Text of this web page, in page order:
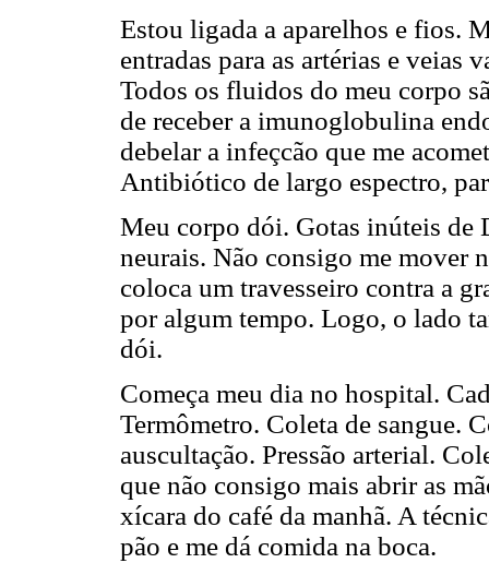
Estou ligada a aparelhos e fios.
entradas para as artérias e veias
Todos os fluidos do meu corpo
de receber a imunoglobulina
debelar a infeçcão que me
Antibiótico de largo espectro,
Meu corpo dói. Gotas inúteis de
neurais. Não consigo me mover
coloca um travesseiro contra a
por algum tempo. Logo, o lado
dói.
Começa meu dia no hospital.
Termômetro. Coleta de sangue.
auscultação. Pressão arterial.
que não consigo mais abrir as
xícara do café da manhã. A
pão e me dá comida na boca.